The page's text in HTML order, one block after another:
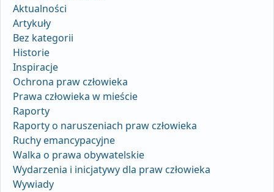
Aktualności
Artykuły
Bez kategorii
Historie
Inspiracje
Ochrona praw człowieka
Prawa człowieka w mieście
Raporty
Raporty o naruszeniach praw człowieka
Ruchy emancypacyjne
Walka o prawa obywatelskie
Wydarzenia i inicjatywy dla praw człowieka
Wywiady